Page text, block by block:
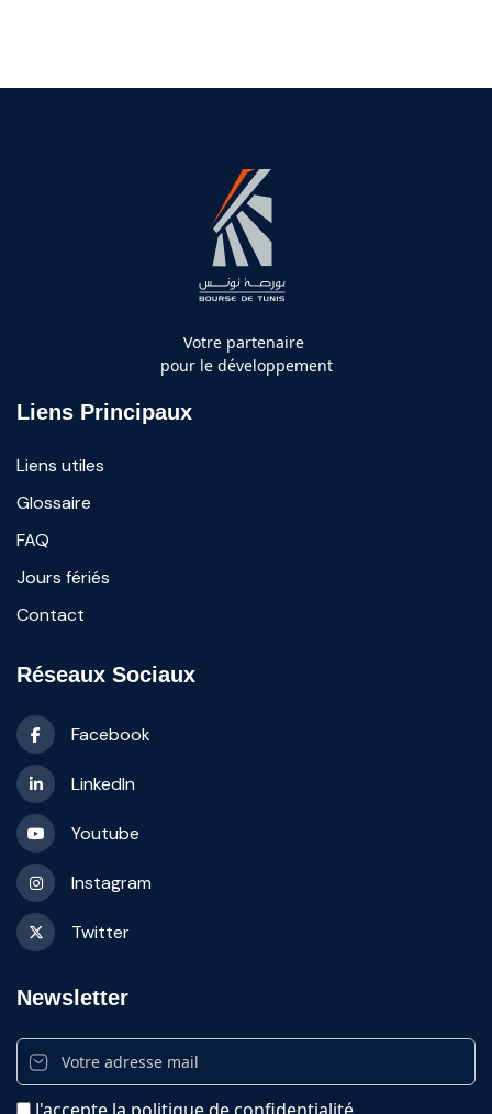
Votre partenaire
pour le développement
Liens Principaux
Liens utiles
Glossaire
FAQ
Jours fériés
Contact
Réseaux Sociaux
Facebook
LinkedIn
Youtube
Instagram
Twitter
Newsletter